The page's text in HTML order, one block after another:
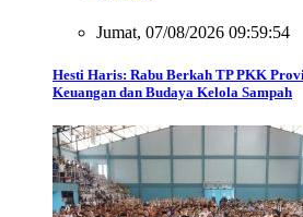
Jumat, 07/08/2026 09:59:54
Hesti Haris: Rabu Berkah TP PKK
Keuangan dan Budaya Kelola Sampah